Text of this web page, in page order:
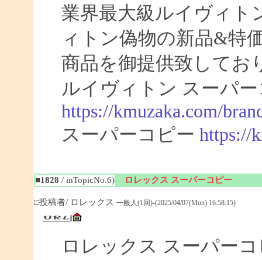
業界最大級ルイヴィト
ィトン偽物の新品&特
商品を御提供致してお
ルイヴィトン スーパ
https://kmuzaka.com/
スーパーコピー https://
■1828 / inTopicNo.6) ロレックス スーパーコピー
□投稿者/ ロレックス 一般人(1回)-(2025/04/07(Mon) 16:58:15)
ロレックス スーパー